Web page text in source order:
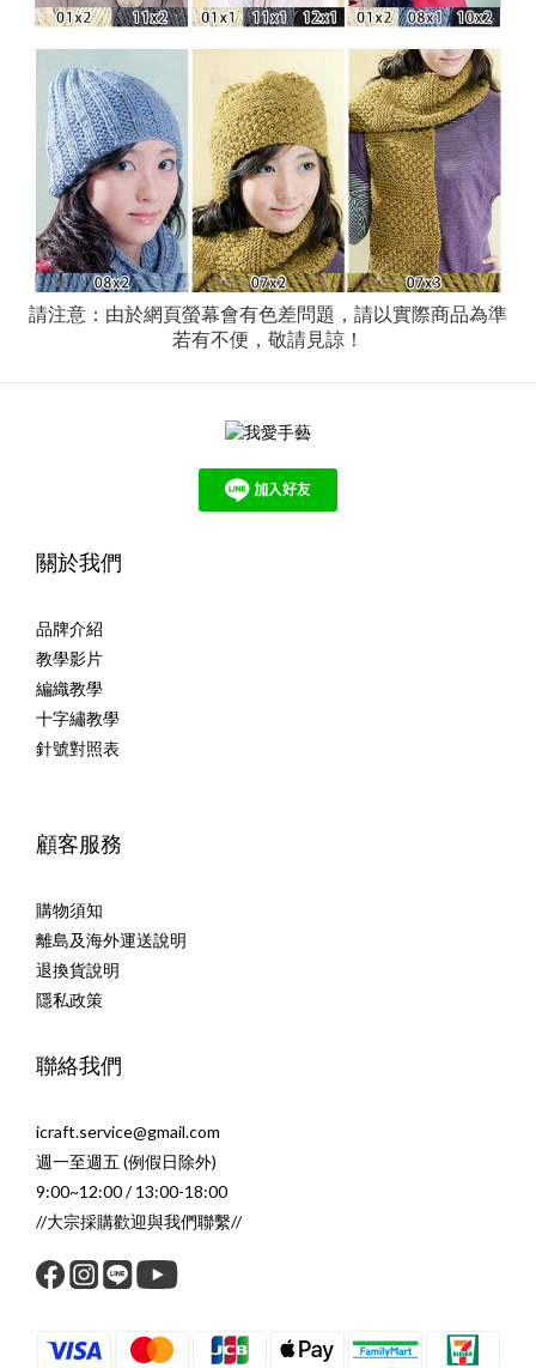
請注意：由於網頁螢幕會有色差問題，請以實際商品為準
若有不便，敬請見諒！
關於我們
品牌介紹
教學影片
編織教學
十字繡教學
針號對照表
顧客服務
購物須知
離島及海外運送說明
退換貨說明
隱私政策
聯絡我們
icraft.service@gmail.com
週一至週五 (例假日除外)
9:00~12:00 / 13:00-18:00
//大宗採購歡迎與我們聯繫//